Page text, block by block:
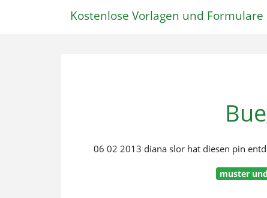
Kostenlose Vorlagen und Formulare
06 02 2013 diana slor hat diesen pin
muster